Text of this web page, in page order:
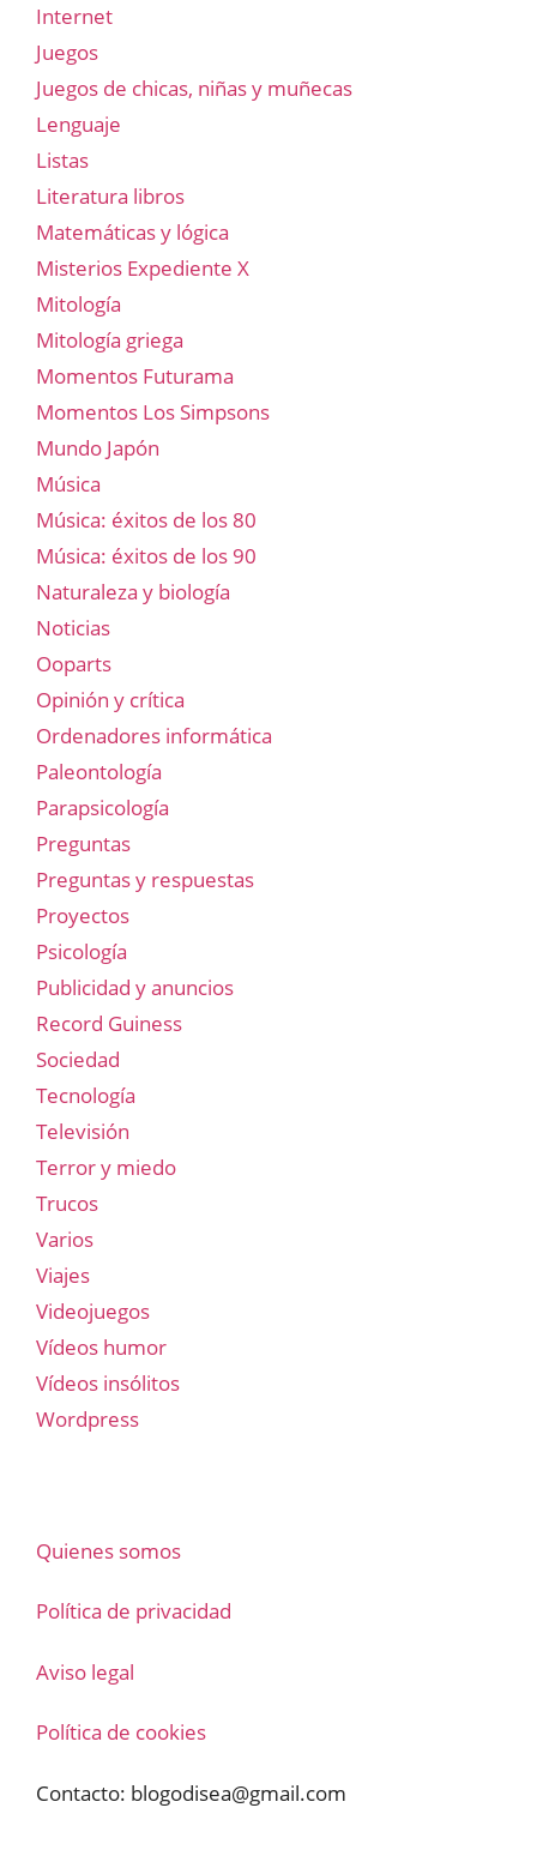
Internet
Juegos
Juegos de chicas, niñas y muñecas
Lenguaje
Listas
Literatura libros
Matemáticas y lógica
Misterios Expediente X
Mitología
Mitología griega
Momentos Futurama
Momentos Los Simpsons
Mundo Japón
Música
Música: éxitos de los 80
Música: éxitos de los 90
Naturaleza y biología
Noticias
Ooparts
Opinión y crítica
Ordenadores informática
Paleontología
Parapsicología
Preguntas
Preguntas y respuestas
Proyectos
Psicología
Publicidad y anuncios
Record Guiness
Sociedad
Tecnología
Televisión
Terror y miedo
Trucos
Varios
Viajes
Videojuegos
Vídeos humor
Vídeos insólitos
Wordpress
Quienes somos
Política de privacidad
Aviso legal
Política de cookies
Contacto: blogodisea@gmail.com